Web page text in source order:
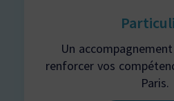
Un
renforcer vos
Paris.